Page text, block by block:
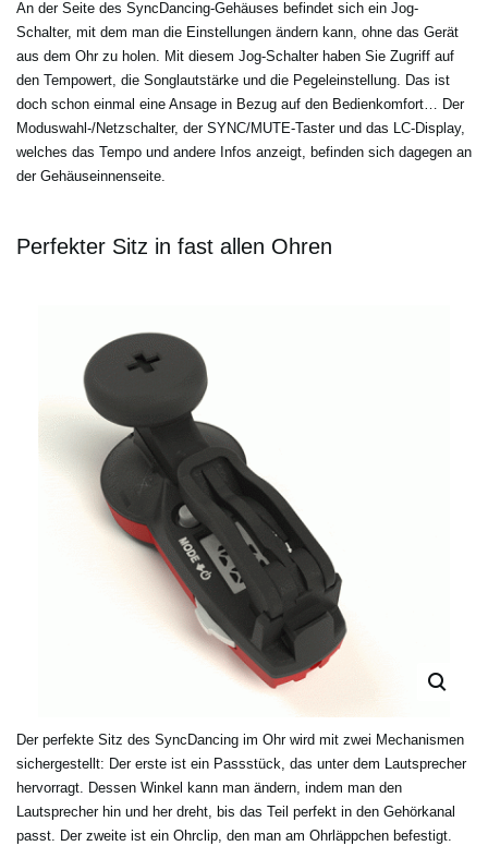
An der Seite des SyncDancing-Gehäuses befindet sich ein Jog-
Schalter, mit dem man die Einstellungen ändern kann, ohne das Gerät
aus dem Ohr zu holen. Mit diesem Jog-Schalter haben Sie Zugriff auf
den Tempowert, die Songlautstärke und die Pegeleinstellung. Das ist
doch schon einmal eine Ansage in Bezug auf den Bedienkomfort… Der
Moduswahl-/Netzschalter, der SYNC/MUTE-Taster und das LC-Display,
welches das Tempo und andere Infos anzeigt, befinden sich dagegen an
der Gehäuseinnenseite.
Perfekter Sitz in fast allen Ohren
Der perfekte Sitz des SyncDancing im Ohr wird mit zwei Mechanismen
sichergestellt: Der erste ist ein Passstück, das unter dem Lautsprecher
hervorragt. Dessen Winkel kann man ändern, indem man den
Lautsprecher hin und her dreht, bis das Teil perfekt in den Gehörkanal
passt. Der zweite ist ein Ohrclip, den man am Ohrläppchen befestigt.